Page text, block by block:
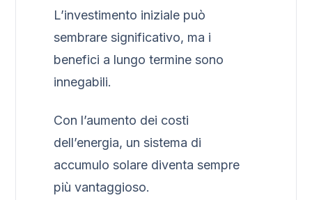
L’investimento iniziale può
sembrare significativo, ma i
benefici a lungo termine sono
innegabili.
Con l’aumento dei costi
dell’energia, un sistema di
accumulo solare diventa sempre
più vantaggioso.